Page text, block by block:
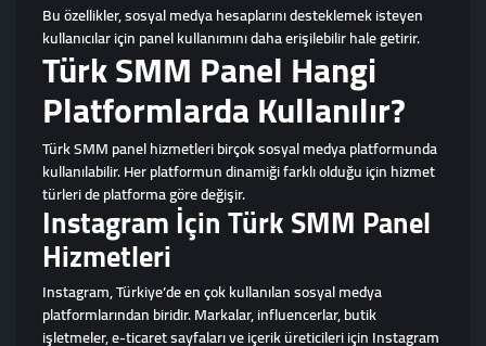
Bu özellikler, sosyal medya hesaplarını desteklemek isteyen
kullanıcılar için panel kullanımını daha erişilebilir hale getirir.
Türk SMM Panel Hangi
Platformlarda Kullanılır?
Türk SMM panel hizmetleri birçok sosyal medya platformunda
kullanılabilir. Her platformun dinamiği farklı olduğu için hizmet
türleri de platforma göre değişir.
Instagram İçin Türk SMM Panel
Hizmetleri
Instagram, Türkiye’de en çok kullanılan sosyal medya
platformlarından biridir. Markalar, influencerlar, butik
işletmeler, e-ticaret sayfaları ve içerik üreticileri için Instagram